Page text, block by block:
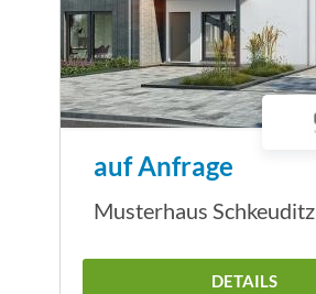
auf Anfrage
Musterhaus Schkeuditz
DETAILS